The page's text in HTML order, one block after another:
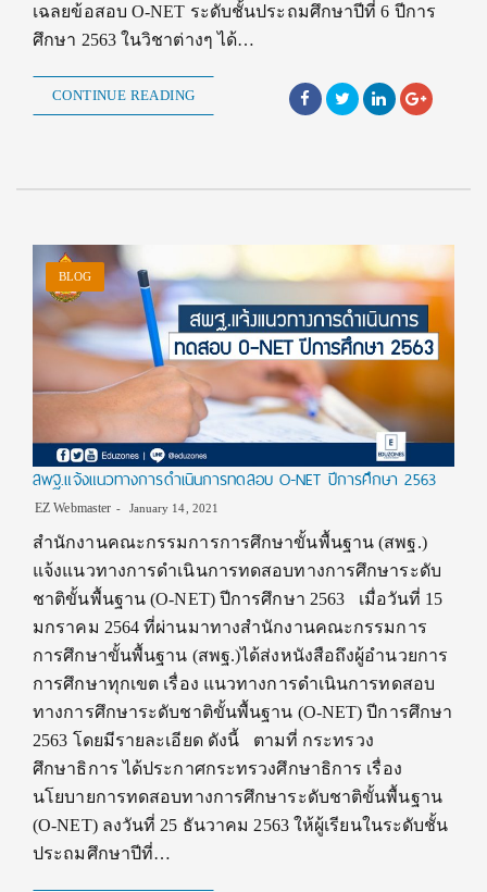
เฉลยข้อสอบ O-NET ระดับชั้นประถมศึกษาปีที่ 6 ปีการ
ศึกษา 2563 ในวิชาต่างๆ ได้…
CONTINUE READING
BLOG
สพฐ.แจ้งแนวทางการดำเนินการทดสอบ O-NET ปีการศึกษา 2563
EZ Webmaster January 14, 2021
สำนักงานคณะกรรมการการศึกษาขั้นพื้นฐาน (สพฐ.)
แจ้งแนวทางการดำเนินการทดสอบทางการศึกษาระดับ
ชาติขั้นพื้นฐาน (O-NET) ปีการศึกษา 2563 เมื่อวันที่ 15
มกราคม 2564 ที่ผ่านมาทางสำนักงานคณะกรรมการ
การศึกษาขั้นพื้นฐาน (สพฐ.)ได้ส่งหนังสือถึงผู้อำนวยการ
การศึกษาทุกเขต เรื่อง แนวทางการดำเนินการทดสอบ
ทางการศึกษาระดับชาติขั้นพื้นฐาน (O-NET) ปีการศึกษา
2563 โดยมีรายละเอียด ดังนี้ ตามที่ กระทรวง
ศึกษาธิการ ได้ประกาศกระทรวงศึกษาธิการ เรื่อง
นโยบายการทดสอบทางการศึกษาระดับชาติขั้นพื้นฐาน
(O-NET) ลงวันที่ 25 ธันวาคม 2563 ให้ผู้เรียนในระดับชั้น
ประถมศึกษาปีที่…